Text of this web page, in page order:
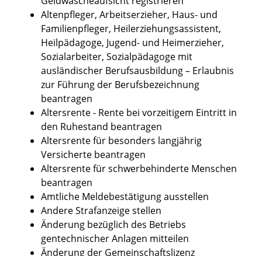
Altenpfleger, Arbeitserzieher, Haus- und
Familienpfleger, Heilerziehungsassistent,
Heilpädagoge, Jugend- und Heimerzieher,
Sozialarbeiter, Sozialpädagoge mit
ausländischer Berufsausbildung – Erlaubnis
zur Führung der Berufsbezeichnung
beantragen
Altersrente - Rente bei vorzeitigem Eintritt in
den Ruhestand beantragen
Altersrente für besonders langjährig
Versicherte beantragen
Altersrente für schwerbehinderte Menschen
beantragen
Amtliche Meldebestätigung ausstellen
Andere Strafanzeige stellen
Änderung bezüglich des Betriebs
gentechnischer Anlagen mitteilen
Änderung der Gemeinschaftslizenz